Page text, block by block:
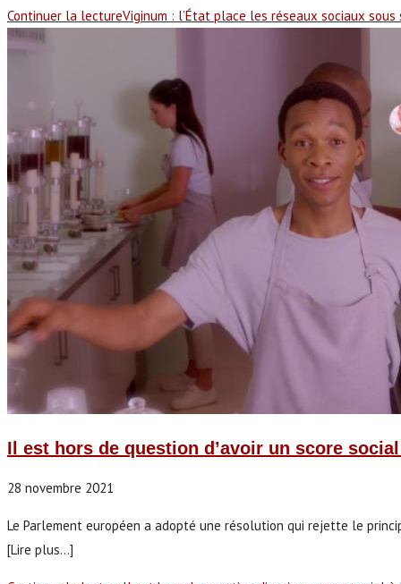
Continuer la lectureViginum : l’État place les réseaux sociaux
Il est hors de question d’avoir un score
28 novembre 2021
Le Parlement européen a adopté une résolution qui rejette le
[Lire plus...]